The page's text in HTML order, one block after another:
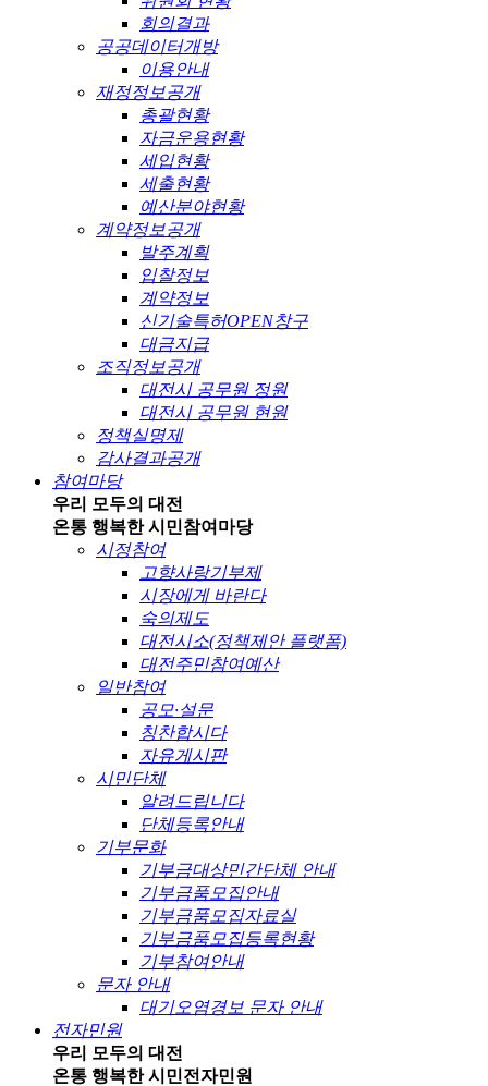
회의결과
공공데이터개방
이용안내
재정정보공개
총괄현황
자금운용현황
세입현황
세출현황
예산분야현황
계약정보공개
발주계획
입찰정보
계약정보
신기술특허OPEN창구
대금지급
조직정보공개
대전시 공무원 정원
대전시 공무원 현원
정책실명제
감사결과공개
참여마당
우리 모두의 대전
온통 행복한 시민참여마당
시정참여
고향사랑기부제
시장에게 바란다
숙의제도
대전시소(정책제안 플랫폼)
대전주민참여예산
일반참여
공모·설문
칭찬합시다
자유게시판
시민단체
알려드립니다
단체등록안내
기부문화
기부금대상민간단체 안내
기부금품모집안내
기부금품모집자료실
기부금품모집등록현황
기부참여안내
문자 안내
대기오염경보 문자 안내
전자민원
우리 모두의 대전
온통 행복한 시민전자민원